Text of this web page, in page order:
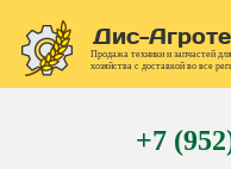
Дис-
Продажа техники и запчастей
хозяйства с доставкой во все
+7